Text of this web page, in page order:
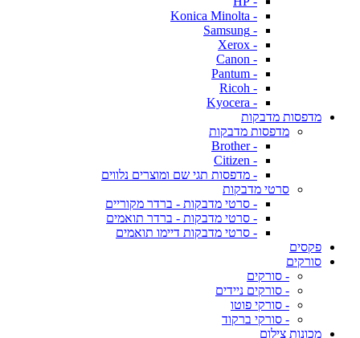
- Konica Minolta
- Samsung
- Xerox
- Canon
- Pantum
- Ricoh
- Kyocera
מדפסות מדבקות
מדפסות מדבקות
- Brother
- Citizen
- מדפסות תגי שם ומוצרים נלווים
סרטי מדבקות
- סרטי מדבקות - ברדר מקוריים
- סרטי מדבקות - ברדר תואמים
- סרטי מדבקות דיימו תואמים
פקסים
סורקים
- סורקים
- סורקים ניידים
- סורקי פוטו
- סורקי ברקוד
מכונות צילום